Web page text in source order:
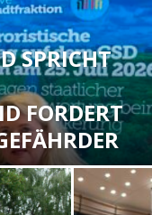
SPRICHT
FORDERT